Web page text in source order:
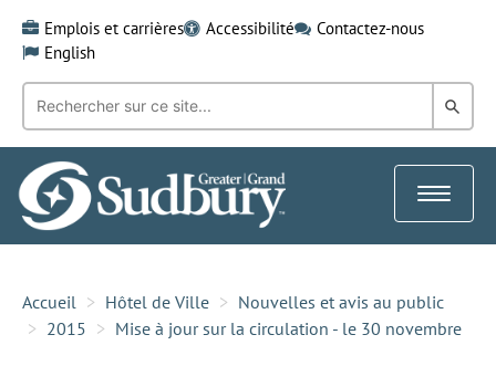
content
Emplois et carrières Accessibilité
Contactez-nous
English
Recherche
mot-
clé:
dans
Toggle
Accueil Hôtel de Ville
Nouvelles et avis au public
2015
Mise à jour sur la circulation - le 30 novembre